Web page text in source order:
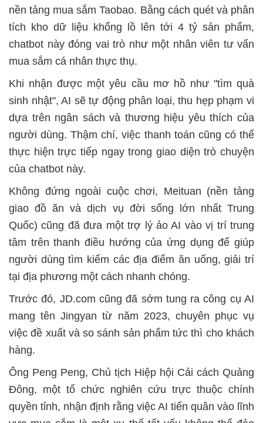
nền tảng mua sắm Taobao. Bằng cách quét và phân
tích kho dữ liệu khổng lồ lên tới 4 tỷ sản phẩm,
chatbot này đóng vai trò như một nhân viên tư vấn
mua sắm cá nhân thực thụ.
Khi nhận được một yêu cầu mơ hồ như "tìm quà
sinh nhật", AI sẽ tự động phân loại, thu hẹp phạm vi
dựa trên ngân sách và thương hiệu yêu thích của
người dùng. Thậm chí, việc thanh toán cũng có thể
thực hiện trực tiếp ngay trong giao diện trò chuyện
của chatbot này.
Không đứng ngoài cuộc chơi, Meituan (nền tảng
giao đồ ăn và dịch vụ đời sống lớn nhất Trung
Quốc) cũng đã đưa một trợ lý ảo AI vào vị trí trung
tâm trên thanh điều hướng của ứng dụng để giúp
người dùng tìm kiếm các địa điểm ăn uống, giải trí
tại địa phương một cách nhanh chóng.
Trước đó, JD.com cũng đã sớm tung ra công cụ AI
mang tên Jingyan từ năm 2023, chuyên phục vụ
việc đề xuất và so sánh sản phẩm tức thì cho khách
hàng.
Ông Peng Peng, Chủ tịch Hiệp hội Cải cách Quảng
Đông, một tổ chức nghiên cứu trực thuộc chính
quyền tỉnh, nhận định rằng việc AI tiến quân vào lĩnh